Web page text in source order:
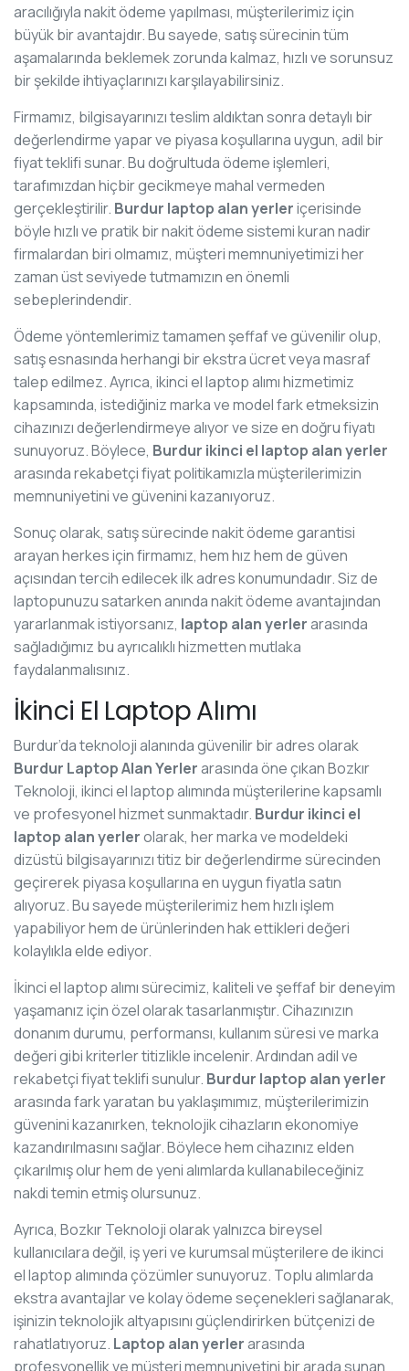
aracılığıyla nakit ödeme yapılması, müşterilerimiz için
büyük bir avantajdır. Bu sayede, satış sürecinin tüm
aşamalarında beklemek zorunda kalmaz, hızlı ve sorunsuz
bir şekilde ihtiyaçlarınızı karşılayabilirsiniz.
Firmamız, bilgisayarınızı teslim aldıktan sonra detaylı bir
değerlendirme yapar ve piyasa koşullarına uygun, adil bir
fiyat teklifi sunar. Bu doğrultuda ödeme işlemleri,
tarafımızdan hiçbir gecikmeye mahal vermeden
gerçekleştirilir. Burdur laptop alan yerleriçerisinde
böyle hızlı ve pratik bir nakit ödeme sistemi kuran nadir
firmalardan biri olmamız, müşteri memnuniyetimizi her
zaman üst seviyede tutmamızın en önemli
sebeplerindendir.
Ödeme yöntemlerimiz tamamen şeffaf ve güvenilir olup,
satış esnasında herhangi bir ekstra ücret veya masraf
talep edilmez. Ayrıca, ikinci el laptop alımı hizmetimiz
kapsamında, istediğiniz marka ve model fark etmeksizin
cihazınızı değerlendirmeye alıyor ve size en doğru fiyatı
sunuyoruz. Böylece, Burdur ikinci el laptop alan yerler
arasında rekabetçi fiyat politikamızla müşterilerimizin
memnuniyetini ve güvenini kazanıyoruz.
Sonuç olarak, satış sürecinde nakit ödeme garantisi
arayan herkes için firmamız, hem hız hem de güven
açısından tercih edilecek ilk adres konumundadır. Siz de
laptopunuzu satarken anında nakit ödeme avantajından
yararlanmak istiyorsanız, laptop alan yerlerarasında
sağladığımız bu ayrıcalıklı hizmetten mutlaka
faydalanmalısınız.
İkinci El Laptop Alımı
Burdur’da teknoloji alanında güvenilir bir adres olarak
Burdur Laptop Alan Yerlerarasında öne çıkan Bozkır
Teknoloji, ikinci el laptop alımında müşterilerine kapsamlı
ve profesyonel hizmet sunmaktadır. Burdur ikinci el
laptop alan yerlerolarak, her marka ve modeldeki
dizüstü bilgisayarınızı titiz bir değerlendirme sürecinden
geçirerek piyasa koşullarına en uygun fiyatla satın
alıyoruz. Bu sayede müşterilerimiz hem hızlı işlem
yapabiliyor hem de ürünlerinden hak ettikleri değeri
kolaylıkla elde ediyor.
İkinci el laptop alımı sürecimiz, kaliteli ve şeffaf bir deneyim
yaşamanız için özel olarak tasarlanmıştır. Cihazınızın
donanım durumu, performansı, kullanım süresi ve marka
değeri gibi kriterler titizlikle incelenir. Ardından adil ve
rekabetçi fiyat teklifi sunulur. Burdur laptop alan yerler
arasında fark yaratan bu yaklaşımımız, müşterilerimizin
güvenini kazanırken, teknolojik cihazların ekonomiye
kazandırılmasını sağlar. Böylece hem cihazınız elden
çıkarılmış olur hem de yeni alımlarda kullanabileceğiniz
nakdi temin etmiş olursunuz.
Ayrıca, Bozkır Teknoloji olarak yalnızca bireysel
kullanıcılara değil, iş yeri ve kurumsal müşterilere de ikinci
el laptop alımında çözümler sunuyoruz. Toplu alımlarda
ekstra avantajlar ve kolay ödeme seçenekleri sağlanarak,
işinizin teknolojik altyapısını güçlendirirken bütçenizi de
rahatlatıyoruz. Laptop alan yerlerarasında
profesyonellik ve müşteri memnuniyetini bir arada sunan